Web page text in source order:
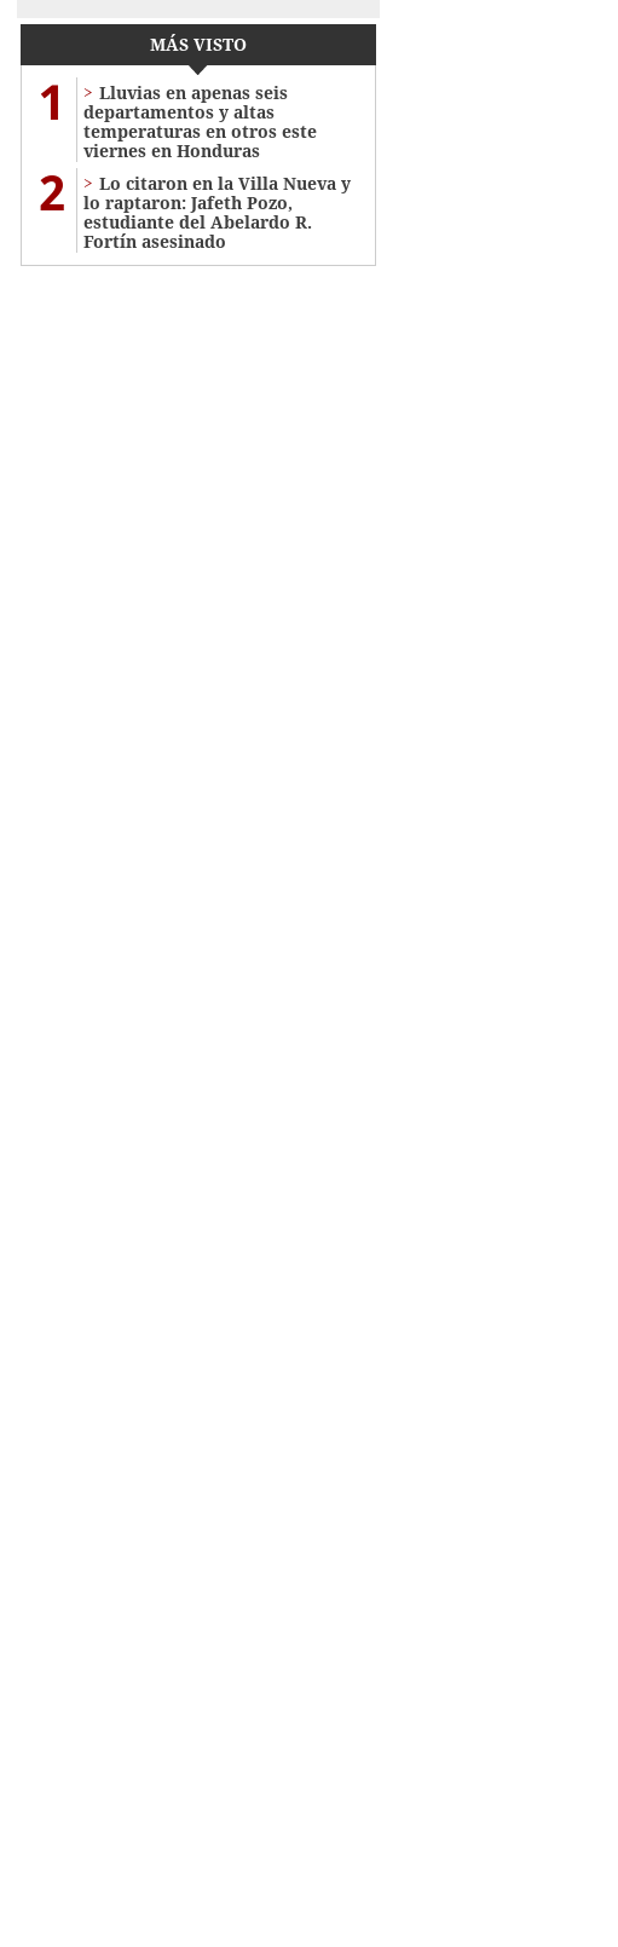
MÁS VISTO
1
Lluvias en apenas seis
departamentos y altas
temperaturas en otros este
viernes en Honduras
2
Lo citaron en la Villa Nueva y
lo raptaron: Jafeth Pozo,
estudiante del Abelardo R.
Fortín asesinado